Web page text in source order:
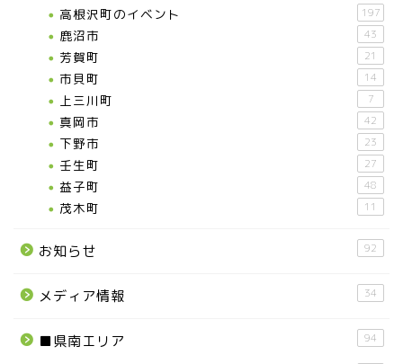
高根沢町のイベント 197
鹿沼市 43
芳賀町 21
市貝町 14
上三川町 7
真岡市 42
下野市 23
壬生町 27
益子町 48
茂木町 11
お知らせ 92
メディア情報 34
■県南エリア 94